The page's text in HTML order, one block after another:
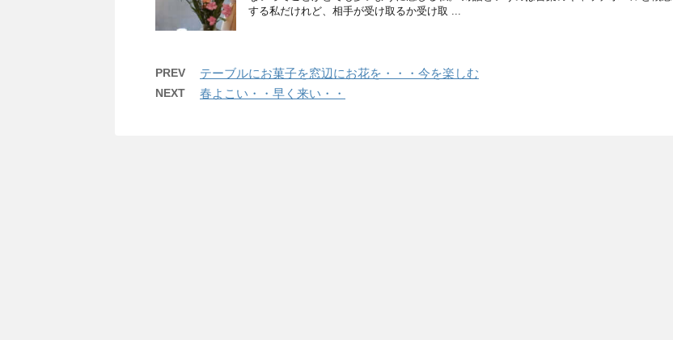
する私だけれど、相手が受け取るか受け取 ...
PREV テーブルにお菓子を窓辺にお花を・・・今を楽しむ
NEXT 春よこい・・早く来い・・